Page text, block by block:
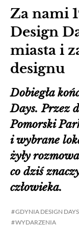
Za nami
Design
miasta i
designu
GDYNIA DESIGN DAYS
WYDARZENIA
Dobiegła
Days. Przez
Pomorski
i wybrane
żyły
co dziś
człowieka.